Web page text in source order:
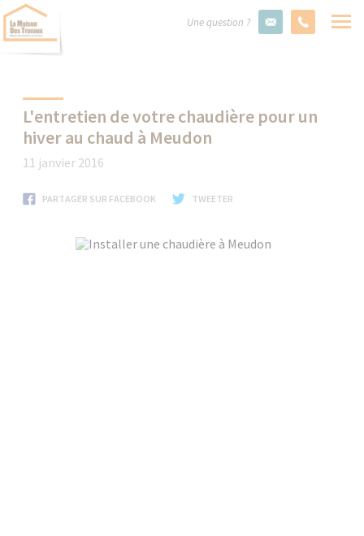
Une question ?
L'entretien de votre chaudière pour un
hiver au chaud à Meudon
11 janvier 2016
PARTAGER SUR FACEBOOK TWEETER